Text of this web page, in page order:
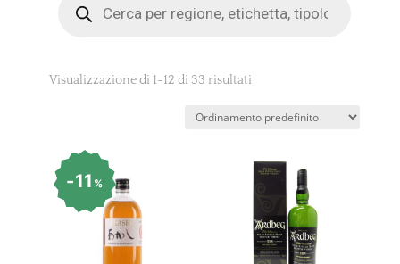
search
Visualizzazione di 1-12 di 33 risultati
11%